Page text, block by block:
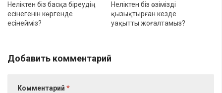
Неліктен біз басқа біреудің
есінегенін көргенде
есінейміз?
Неліктен біз өзімізді
қызықтырған кезде
уақытты жоғалтамыз?
Добавить комментарий
Комментарий *